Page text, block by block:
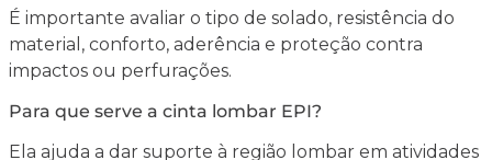
É importante avaliar o tipo de solado, resistência do
material, conforto, aderência e proteção contra
impactos ou perfurações.
Para que serve a cinta lombar EPI?
Ela ajuda a dar suporte à região lombar em atividades